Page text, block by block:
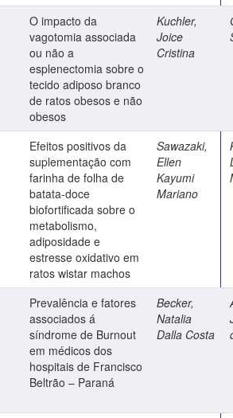
O impacto da
vagotomia associada
ou não a
esplenectomia sobre o
tecido adiposo branco
de ratos obesos e não
obesos
Kuchler,
Joice
Cristina
Efeitos positivos da
suplementação com
farinha de folha de
batata-doce
biofortificada sobre o
metabolismo,
adiposidade e
estresse oxidativo em
ratos wistar machos
Sawazaki,
Ellen
Kayumi
Mariano
Prevalência e fatores
associados á
síndrome de Burnout
em médicos dos
hospitais de Francisco
Beltrão – Paraná
Becker,
Natalia
Dalla Costa